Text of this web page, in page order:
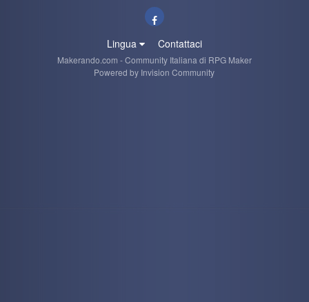
Lingua Contattaci
Makerando.com - Community Italiana di RPG Maker
Powered by Invision Community